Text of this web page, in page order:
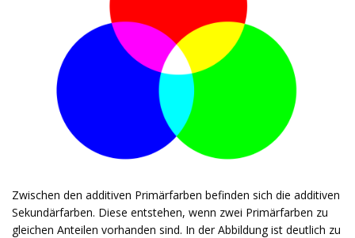
Zwischen den additiven Primärfarben befinden sich die additiven
Sekundärfarben. Diese entstehen, wenn zwei Primärfarben zu
gleichen Anteilen vorhanden sind. In der Abbildung ist deutlich zu